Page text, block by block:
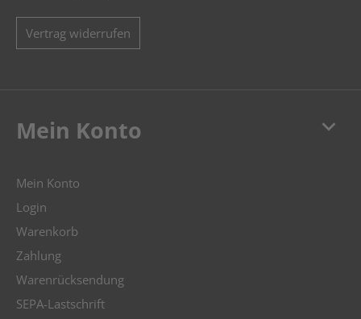
Vertrag widerrufen
keyboard_arrow_down
Mein Konto
Mein Konto
Login
Warenkorb
Zahlung
Warenrücksendung
SEPA-Lastschrift